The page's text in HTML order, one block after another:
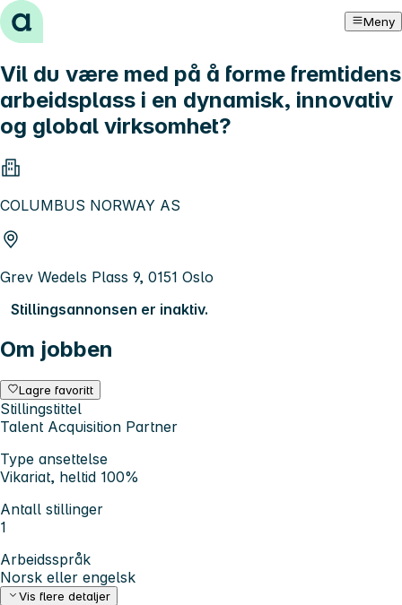
Hopp til innhold Meny
Vil du være med på å forme fremtidens
arbeidsplass i en dynamisk, innovativ
og global virksomhet?
COLUMBUS NORWAY AS
Grev Wedels Plass 9, 0151 Oslo
Stillingsannonsen er inaktiv.
Om jobben
Lagre favoritt
Stillingstittel
Talent Acquisition Partner
Type ansettelse
Vikariat, heltid 100%
Antall stillinger
1
Arbeidsspråk
Norsk eller engelsk
Vis flere detaljer